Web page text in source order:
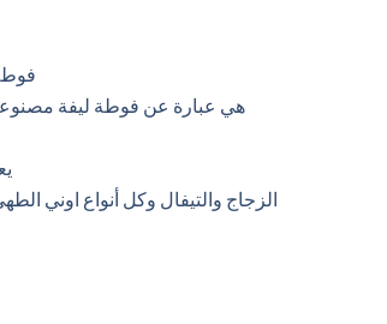
هي عبارة عن فوطة ليفة
الزجاج والتيفال وكل أنواع اوني